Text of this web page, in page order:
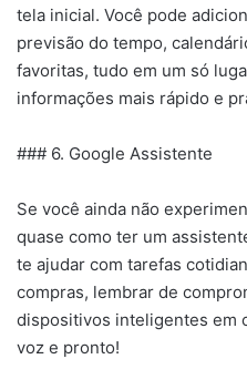
tela inicial. Você pode
previsão do tempo,
favoritas, tudo em um só
informações mais rápido e
### 6. Google Assistente
Se você ainda não
quase como ter um
te ajudar com tarefas
compras, lembrar de
dispositivos inteligentes em
voz e pronto!